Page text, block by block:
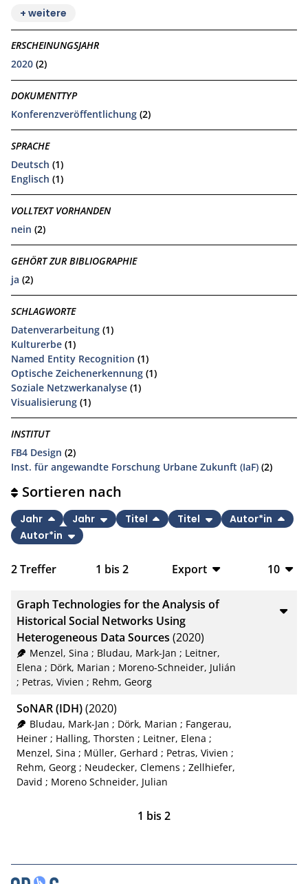
+ weitere
ERSCHEINUNGSJAHR
2020 (2)
DOKUMENTTYP
Konferenzveröffentlichung (2)
SPRACHE
Deutsch (1)
Englisch (1)
VOLLTEXT VORHANDEN
nein (2)
GEHÖRT ZUR BIBLIOGRAPHIE
ja (2)
SCHLAGWORTE
Datenverarbeitung (1)
Kulturerbe (1)
Named Entity Recognition (1)
Optische Zeichenerkennung (1)
Soziale Netzwerkanalyse (1)
Visualisierung (1)
INSTITUT
FB4 Design (2)
Inst. für angewandte Forschung Urbane Zukunft (IaF) (2)
2Treffer 1 bis 2
Export
CSV
RIS
XML
10
20
Sortieren nach
Jahr Jahr Titel Titel
Autor*in
Autor*in
Graph Technologies for the Analysis of
Historical Social Networks Using
Heterogeneous Data Sources (2020)
Menzel, Sina ; Bludau, Mark-Jan ; Leitner,
Elena ; Dörk, Marian ; Moreno-Schneider, Julián
; Petras, Vivien ; Rehm, Georg
SoNAR (IDH)(2020)
Bludau, Mark-Jan ; Dörk, Marian ; Fangerau,
Heiner ; Halling, Thorsten ; Leitner, Elena ;
Menzel, Sina ; Müller, Gerhard ; Petras, Vivien ;
Rehm, Georg ; Neudecker, Clemens ; Zellhiefer,
David ; Moreno Schneider, Julian
1 bis 2